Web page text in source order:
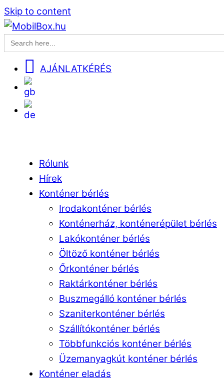
Skip to content
Search
for:
AJÁNLATKÉRÉS
Rólunk
Hírek
Konténer bérlés
Irodakonténer bérlés
Konténerház, konténerépület bérlés
Lakókonténer bérlés
Öltöző konténer bérlés
Őrkonténer bérlés
Raktárkonténer bérlés
Buszmegálló konténer bérlés
Szaniterkonténer bérlés
Szállítókonténer bérlés
Többfunkciós konténer bérlés
Üzemanyagkút konténer bérlés
Konténer eladás